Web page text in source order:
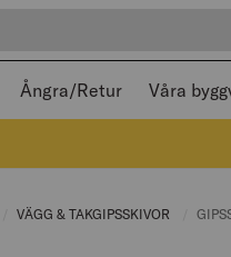
Ångra/Retur Våra
CURRENT PAGE:
VÄGG & TAKGIPSSKIVOR